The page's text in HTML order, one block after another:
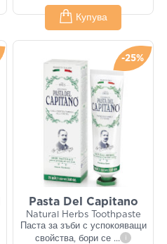
Купува
-25%
Pasta Del Capitano
Natural Herbs Toothpaste
Паста за зъби с успокояващи
свойства, бори се ... i